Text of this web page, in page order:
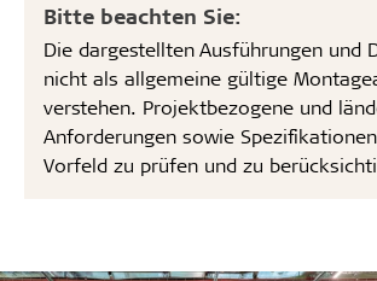
Bitte beachten Sie:
Die dargestellten Ausführungen und
nicht als allgemeine gültige
verstehen. Projektbezogene und
Anforderungen sowie
Vorfeld zu prüfen und zu